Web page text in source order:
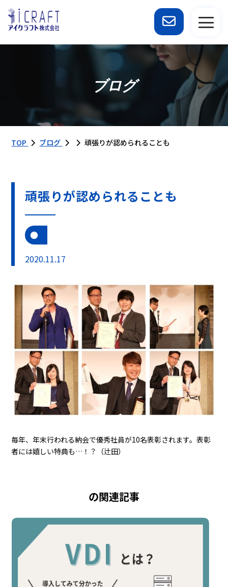
ブログ
TOP ブログ 頑張りが認められることも
頑張りが認められることも
2020.11.17
毎年、年末行われる納会で優秀社員が10名表彰されます。表彰
者には嬉しい特典も…！？（辻田）
の関連記事